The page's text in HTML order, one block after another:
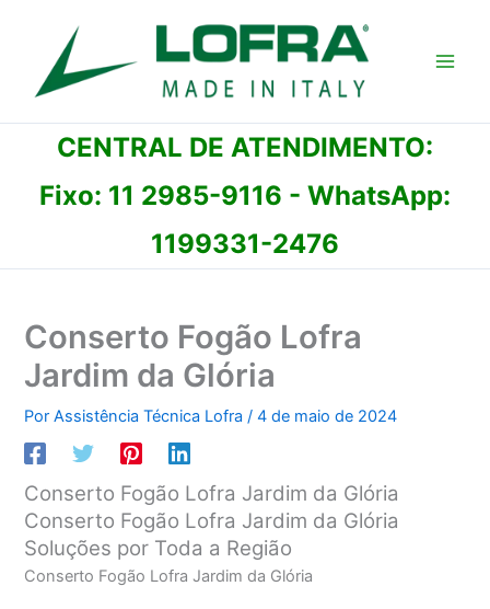
conteúdo
CENTRAL DE ATENDIMENTO:
Fixo: 11 2985-9116 - WhatsApp:
1199331-2476
Conserto Fogão Lofra
Jardim da Glória
PorAssistência Técnica Lofra/4 de maio de 2024
Conserto Fogão Lofra Jardim da Glória
Conserto Fogão Lofra Jardim da Glória
Soluções por Toda a Região
Conserto Fogão Lofra Jardim da Glória